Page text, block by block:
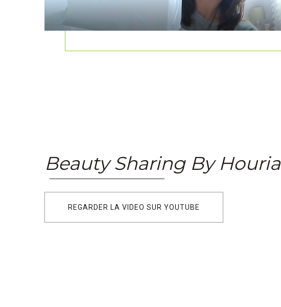
Beauty Sharing By Houria
REGARDER LA VIDEO SUR YOUTUBE